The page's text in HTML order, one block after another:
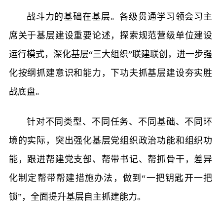
战斗力的基础在基层。各级贯通学习领会习主
席关于基层建设重要论述，探索规范营级单位建设
运行模式，深化基层“三大组织”联建联创，进一步强
化按纲抓建意识和能力，下功夫抓基层建设夯实胜
战底盘。
针对不同类型、不同任务、不同基础、不同环
境的实际，突出强化基层党组织政治功能和组织功
能，跟进帮建党支部、帮带书记、帮抓骨干，差异
化制定帮带帮建措施办法，做到“一把钥匙开一把
锁”，全面提升基层自主抓建能力。